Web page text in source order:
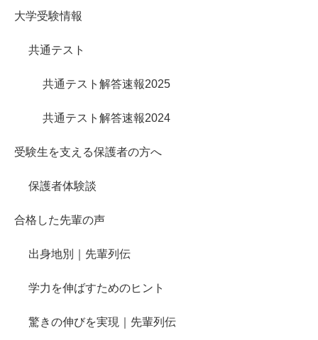
大学受験情報
共通テスト
共通テスト解答速報2025
共通テスト解答速報2024
受験生を支える保護者の方へ
保護者体験談
合格した先輩の声
出身地別｜先輩列伝
学力を伸ばすためのヒント
驚きの伸びを実現｜先輩列伝